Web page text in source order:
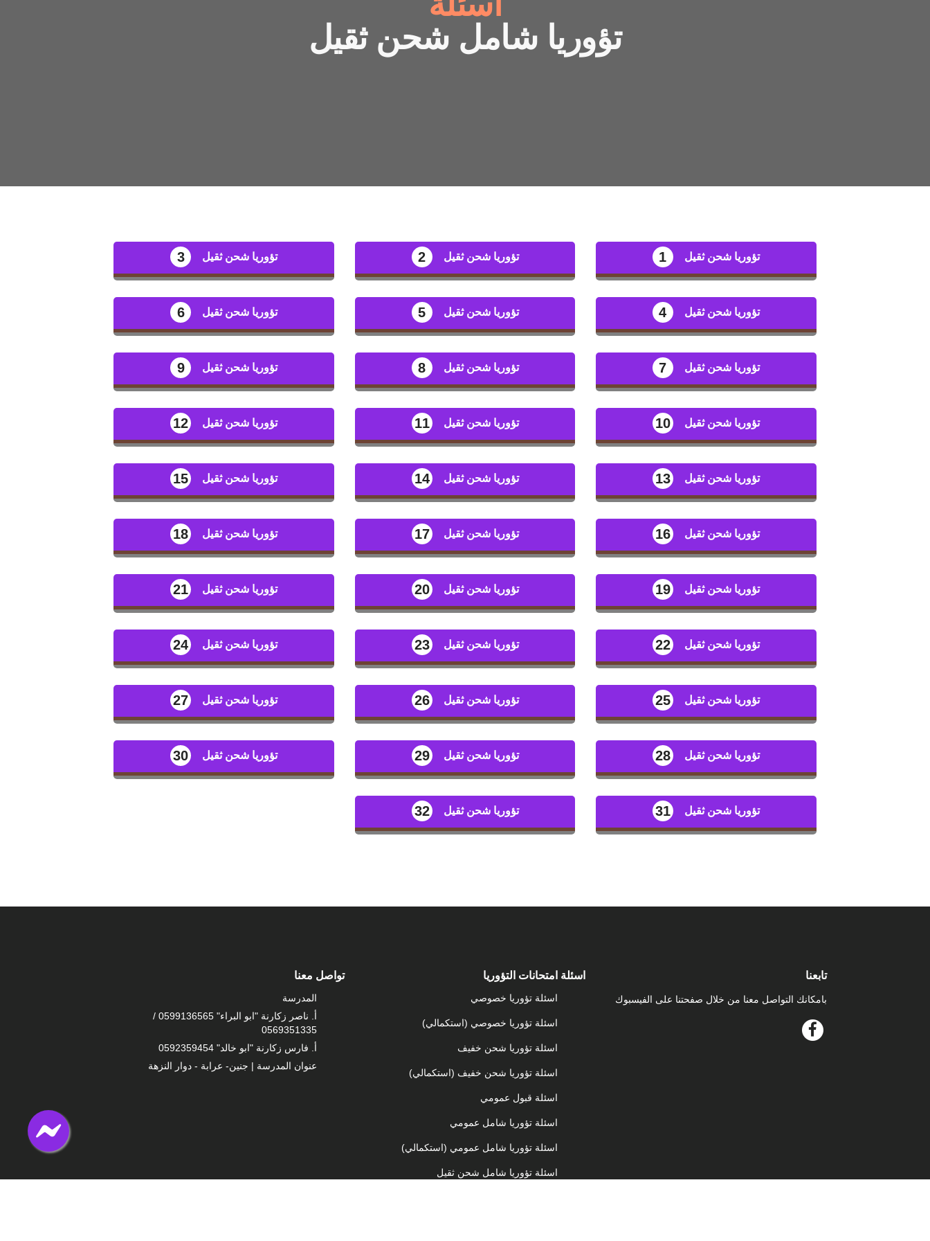
تؤوريا شامل شحن ثقيل
تؤوريا شحن ثقيل 1 تؤوريا شحن ثقيل 2 تؤوريا شحن ثقيل 3
تؤوريا شحن ثقيل 4 تؤوريا شحن ثقيل 5 تؤوريا شحن ثقيل 6
تؤوريا شحن ثقيل 7 تؤوريا شحن ثقيل 8 تؤوريا شحن ثقيل 9
تؤوريا شحن ثقيل 10 تؤوريا شحن ثقيل 11 تؤوريا شحن ثقيل 12
تؤوريا شحن ثقيل 13 تؤوريا شحن ثقيل 14 تؤوريا شحن ثقيل 15
تؤوريا شحن ثقيل 16 تؤوريا شحن ثقيل 17 تؤوريا شحن ثقيل 18
تؤوريا شحن ثقيل 19 تؤوريا شحن ثقيل 20 تؤوريا شحن ثقيل 21
تؤوريا شحن ثقيل 22 تؤوريا شحن ثقيل 23 تؤوريا شحن ثقيل 24
تؤوريا شحن ثقيل 25 تؤوريا شحن ثقيل 26 تؤوريا شحن ثقيل 27
تؤوريا شحن ثقيل 28 تؤوريا شحن ثقيل 29 تؤوريا شحن ثقيل 30
تؤوريا شحن ثقيل 31 تؤوريا شحن ثقيل 32
تواصل معنا
المدرسة
أ. ناصر زكارنة "ابو البراء" 0599136565 /
0569351335
أ. فارس زكارنة "ابو خالد" 0592359454
عنوان المدرسة | جنين- عرابة - دوار النزهة
اسئلة امتحانات التؤوريا
اسئلة تؤوريا خصوصي
اسئلة تؤوريا خصوصي (استكمالي)
اسئلة تؤوريا شحن خفيف
اسئلة تؤوريا شحن خفيف (استكمالي)
اسئلة قبول عمومي
اسئلة تؤوريا شامل عمومي
اسئلة تؤوريا شامل عمومي (استكمالي)
اسئلة تؤوريا شامل شحن ثقيل
تابعنا
بامكانك التواصل معنا من خلال صفحتنا على الفيسبوك